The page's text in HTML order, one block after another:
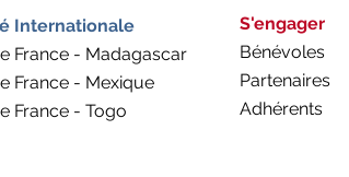
Internationale
France - Madagascar
France - Mexique
France - Togo
S'engager
Bénévoles
Partenaires
Adhérents